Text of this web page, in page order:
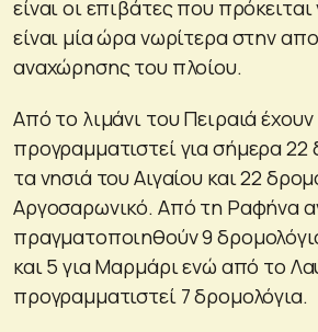
είναι οι επιβάτες που
είναι μία ώρα νωρίτερα στην
αναχώρησης του πλοίου.
Από το λιμάνι του Πειραιά έχουν
προγραμματιστεί για σήμερα 22
τα νησιά του Αιγαίου και 22
Αργοσαρωνικό. Από τη Ραφήνα
πραγματοποιηθούν 9
και 5 για Μαρμάρι ενώ από το
προγραμματιστεί 7 δρομολόγια.